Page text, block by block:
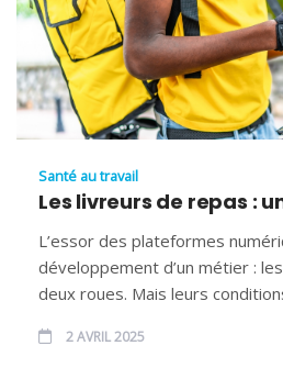
Santé au travail
Les livreurs de repas :
L’essor des plateformes
développement d’un métier :
deux roues. Mais leurs
2 AVRIL 2025